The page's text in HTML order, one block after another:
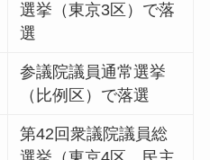
選挙（東京3区）で落
選
参議院議員通常選挙
（比例区）で落選
第42回衆議院議員総